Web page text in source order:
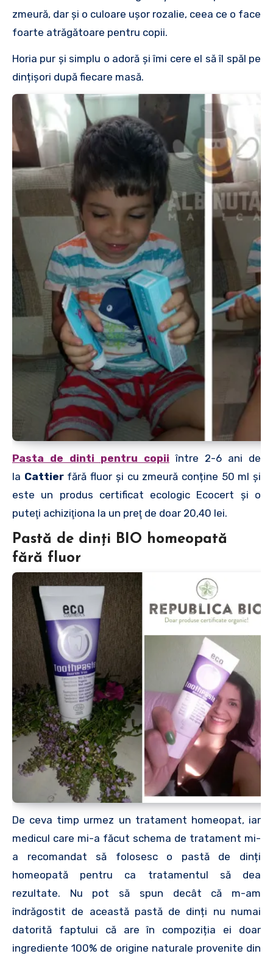
zmeură, dar și o culoare uşor rozalie, ceea ce o face
foarte atrăgătoare pentru copii.
Horia pur și simplu o adoră și îmi cere el să îl spăl pe
dințișori după fiecare masă.
Pasta de dinti pentru copii între 2-6 ani de
la Cattierfără fluor și cu zmeură conține 50 ml şi
este un produs certificat ecologic Ecocert şi o
puteţi achiziţiona la un preţ de doar 20,40 lei.
Pastă de dinți BIO homeopată
fără fluor
De ceva timp urmez un tratament homeopat, iar
medicul care mi-a făcut schema de tratament mi-
a recomandat să folosesc o pastă de dinți
homeopată pentru ca tratamentul să dea
rezultate. Nu pot să spun decât că m-am
îndrăgostit de această pastă de dinți nu numai
datorită faptului că are în compoziția ei doar
ingrediente 100% de origine naturale provenite din